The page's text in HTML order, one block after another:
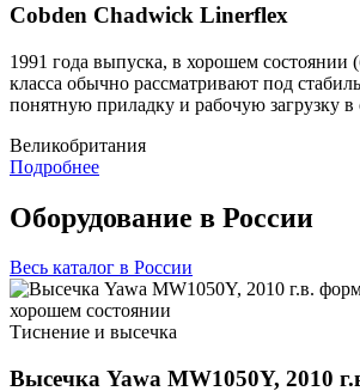
Cobden Chadwick Linerflex
1991 года выпуска, в хорошем
класса обычно рассматривают под
понятную приладку и рабочую загрузку в
Великобритания
Подробнее
Оборудование в России
Весь каталог в России
Тиснение и высечка
Высечка Yawa MW1050Y, 2010